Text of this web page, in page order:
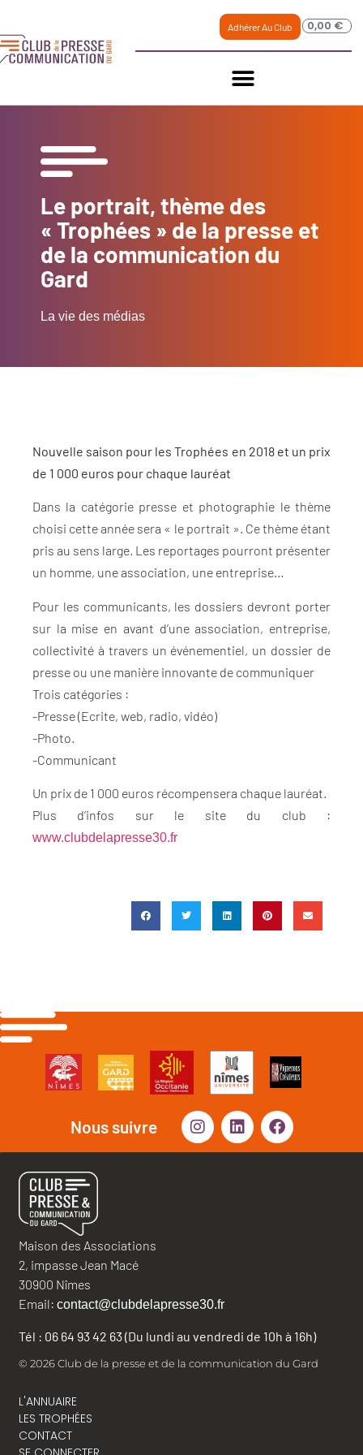
Adhérer Au Club 0,00 €
Le portrait, thème des
« Trophées » de la presse et
de la communication du
Gard
La vie des médias
Nouvelle saison pour les Trophées en 2018 et un prix
de 1 000 euros pour chaque lauréat
Dans la catégorie presse et photographie le thème
choisi cette année sera « le portrait ». Ce thème étant
pris au sens large. Les reportages pourront présenter
un homme, une association, une entreprise…
Pour les communicants, les dossiers devront porter
sur la mise en avant d’une association, entreprise,
collectivité à travers un événementiel, un dossier de
presse ou une manière innovante de communiquer
Trois catégories :
-Presse (Ecrite, web, radio, vidéo)
-Photo.
-Communicant
Un prix de 1 000 euros récompensera chaque lauréat.
Plus d’infos sur le site du club :
www.clubdelapresse30.fr
Nous suivre
Maison des Associations
2, impasse Jean Macé
30900 Nîmes
Email: contact@clubdelapresse30.fr
Tél : 06 64 93 42 63 (Du lundi au vendredi de 10h à 16h)
© 2026 Club de la presse et de la communication du Gard
L'ANNUAIRE
LES TROPHÉES
CONTACT